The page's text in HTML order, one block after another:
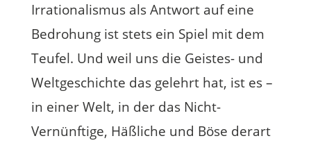
Irrationalismus als Antwort auf eine
Bedrohung ist stets ein Spiel mit dem
Teufel. Und weil uns die Geistes- und
Weltgeschichte das gelehrt hat, ist es –
in einer Welt, in der das Nicht-
Vernünftige, Häßliche und Böse derart